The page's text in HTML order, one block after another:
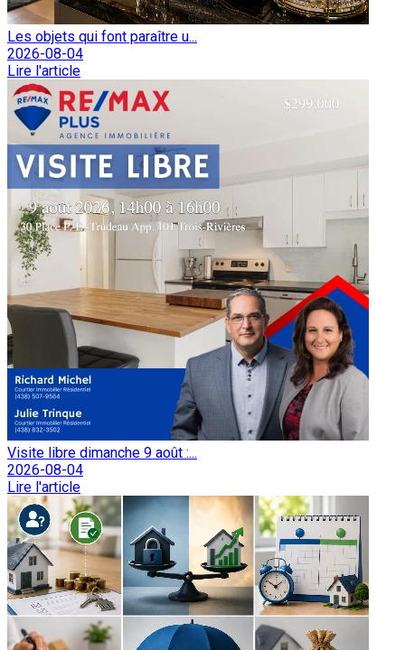
Les objets qui font paraître u...
2026-08-04
Lire l'article
Visite libre dimanche 9 août :...
2026-08-04
Lire l'article